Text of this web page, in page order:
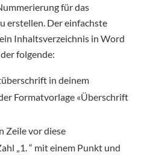
für das
erstellen. Der einfachste
Inhaltsverzeichnis in Word
folgende:
in deinem
Formatvorlage «Überschrift
Zeile vor diese
„1. “ mit einem Punkt und